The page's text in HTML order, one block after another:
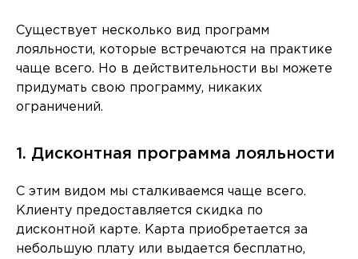
Существует несколько вид программ
лояльности, которые встречаются на практике
чаще всего. Но в действительности вы можете
придумать свою программу, никаких
ограничений.
1. Дисконтная программа лояльности
С этим видом мы сталкиваемся чаще всего.
Клиенту предоставляется скидка по
дисконтной карте. Карта приобретается за
небольшую плату или выдается бесплатно,